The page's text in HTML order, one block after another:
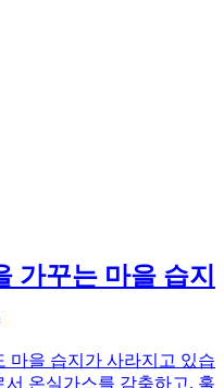
가꾸는 마을 습지
마을 습지가 사라지고 있습
온실가스를 감축하고, 훌